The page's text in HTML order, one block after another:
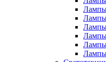
Лампы
Лампы
Лампы